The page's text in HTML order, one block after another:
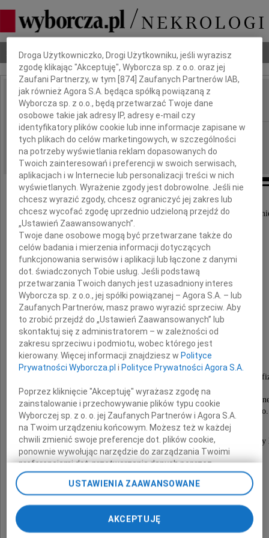
Nekrologi Odeszli Poradnik pogrzebowy
IMIĘ I NAZWISKO: Franciszek Kokot
REGION: Opole
DATA EMISJI: 29.01.2021
Z najgłębszym żalem przyjęliśmy wiadomość o
Prof. dra hab. n. med.
Franciszka Kokota
wybitnego internisty, nefrologa, endokrynologa i
nauczyciela pokoleń lekarzy,
uważanego w świecie za jednego z ojców współczesnej
doktora honoris causa Uniwersytetu Opolskiego.
Odszedł człowiek prawy, wielki naukowiec, wspaniały
Profesorze, Lekarzu, Przyjacielu,
pozostaniesz w naszej pamięci!
Rodzinie, Przyjaciołom
Dbamy o Twoją prywatność
Droga Użytkowniczko, Drogi Użytkowniku, jeśli wyrazisz
zgodę klikając "Akceptuję", Wyborcza sp. z o.o. oraz jej
Zaufani Partnerzy, w tym [874 ] Zaufanych Partnerów IAB,
jak również Agora S.A. będąca spółką powiązaną z
Wyborcza sp. z o.o., będą przetwarzać Twoje dane
osobowe takie jak adresy IP, adresy e-mail czy
identyfikatory plików cookie lub inne informacje zapisane w
tych plikach do celów marketingowych, w szczególności
na potrzeby wyświetlania reklam dopasowanych do
Twoich zainteresowań i preferencji w swoich serwisach,
aplikacjach i w Internecie lub personalizacji treści w nich
wyświetlanych. Wyrażenie zgody jest dobrowolne. Jeśli nie
chcesz wyrazić zgody, chcesz ograniczyć jej zakres lub
chcesz wycofać zgodę uprzednio udzieloną przejdź do
„Ustawień Zaawansowanych”.
Twoje dane osobowe mogą być przetwarzane także do
celów badania i mierzenia informacji dotyczących
funkcjonowania serwisów i aplikacji lub łączone z danymi
dot. świadczonych Tobie usług. Jeśli podstawą
przetwarzania Twoich danych jest uzasadniony interes
Wyborcza sp. z o.o., jej spółki powiązanej – Agora S.A. – lub
Zaufanych Partnerów, masz prawo wyrazić sprzeciw. Aby
to zrobić przejdź do „Ustawień Zaawansowanych” lub
skontaktuj się z administratorem – w zależności od
zakresu sprzeciwu i podmiotu, wobec którego jest
kierowany. Więcej informacji znajdziesz w Polityce
Prywatności Wyborcza.pl i Polityce Prywatności Agora S.A.
Poprzez kliknięcie "Akceptuję" wyrażasz zgodę na
zainstalowanie i przechowywanie plików typu cookie
Wyborczej sp. z o. o. jej Zaufanych Partnerów i Agora S.A.
na Twoim urządzeniu końcowym. Możesz też w każdej
chwili zmienić swoje preferencje dot. plików cookie,
ponownie wywołując narzędzie do zarządzania Twoimi
preferencjami dot. przetwarzania danych poprzez
odnośnik „Ustawienia prywatności” w stopce serwisu i
przechodząc do sekcji „Ustawienia zaawansowane”.
pomocą ustawień przeglądarki.
My, nasi Zaufani Partnerzy i Agora S.A. możemy
USTAWIENIA ZAAWANSOWANE
AKCEPTUJĘ